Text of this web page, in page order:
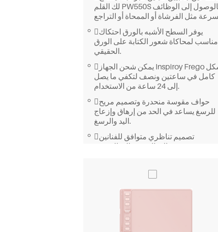
لك القلم PW550S بالوصول إلى الوظائف
يوفر السطح الأشبه بالورق احتكاك
مناسب لمحاكاة شعور الكتابة على الورق
الحقيقي.
يمكن شحن الجهاز Inspiroy Frego بشكل
كامل في ساعتين ونصف لتكفي ما يصل
إلى 24 ساعة من الاستخدام.
حواف مقوسة منحدرة وتصميم مريح
للرسغ يساعد في الحد من إرهاق وإزعاج
اليد والرسغ.
تصميم تناظري متوافق للفنانين